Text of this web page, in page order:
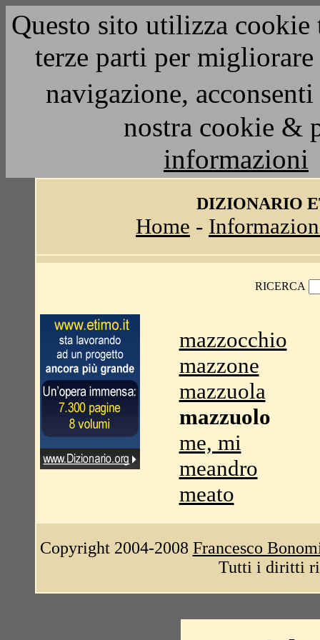
Questo sito utilizza
terze parti per
navigazione,
nostra cookie &
informazioni
DIZIONARIO
Home -
RICERCA
mazzocchio
mazzone
mazzuola
mazzuolo
me, mi
meandro
meato
Copyright 2004-2008 Francesco
Tutti i diritti